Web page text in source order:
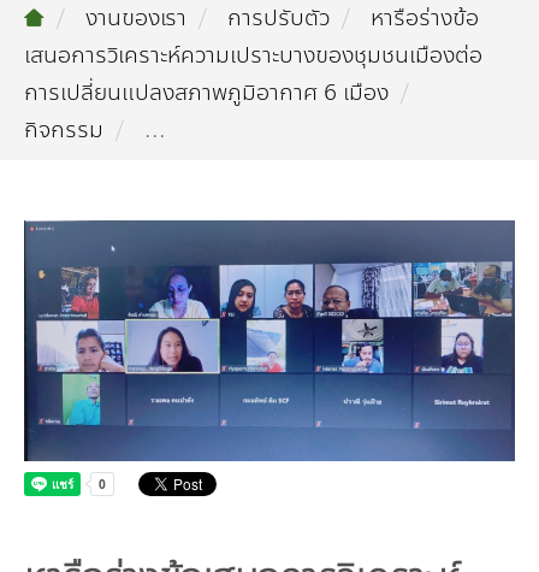
รู้จัก ม.ส.ท.
วิสัยทัศน์ | พันธกิจ
คณะกรรมการบริหารสถาบัน
คณะผู้บริหาร
เจ้าหน้าที่
วิถีเรา
งานของเรา
สิ่งแวดล้อมอุตสาหกรรม
มลพิษอุตสาหกรรม
ชุมชนและเมืองน่าอยู่
ขยะชุมชน-ขยะอาหาร
ขยะพลาสติก
ฝุ่น PM2.5
การผลิตและการบริโภคยั่งยืน
ฉลากเขียว
ฉลากสิ่งแวดล้อม
บริการที่เป็นมิตรกับสิ่งแวดล้อม
ที่ปรึกษาคาร์บอนฟุตพริ้นท์
ทรัพยากรธรรมชาติ
ทรัพยากรทางบก
ทรัพยากรทางทะเลและชายฝั่ง
ความหลากหลายทางชีวภาพ
การเปลี่ยนแปลงสภาพภูมิอากาศ
การลดก๊าซเรือนกระจก
การปรับตัว
การพัฒนาบุคลากรด้านสิ่งแวดล้อม
งานฝึกอบรม
นโยบาย แผน เครือข่ายสิ่งแวดล้อม
อินโฟกราฟิก | โปสเตอร์
คลิปวิดีโอ
เอกสารเผยแพร่
สิ่งพิมพ์จำหน่าย
กิจกรรมของเรา
ข่าวสิ่งแวดล้อม
งาน
ฝึกงาน
ติดต่อเรา
งานของเรา การปรับตัว
หารือร่างข้อ
เสนอการวิเคราะห์ความเปราะบางของชุมชนเมืองต่อ
การเปลี่ยนแปลงสภาพภูมิอากาศ 6 เมือง
กิจกรรม
...